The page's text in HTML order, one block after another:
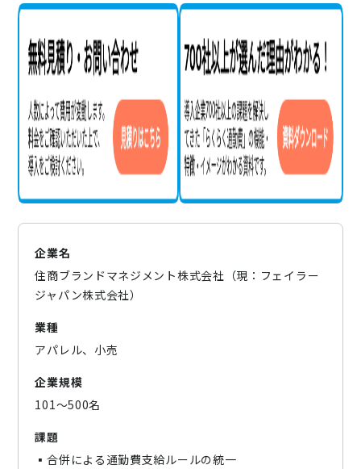
企業名
住商ブランドマネジメント株式会社（現：フェイラー
ジャパン株式会社）
業種
アパレル、小売
企業規模
101〜500名
課題
▪合併による通勤費支給ルールの統一